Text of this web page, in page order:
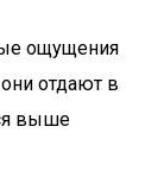
ощущения
отдают в
выше